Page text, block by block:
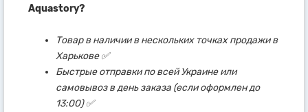
Aquastory?
Товар в наличии в нескольких точках продажи в
Харькове ✅
Быстрые отправки по всей Украине или
самовывоз в день заказа (если оформлен до
13:00) ✅